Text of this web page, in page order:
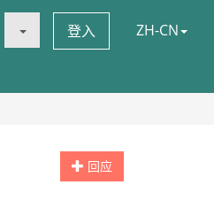
登入 ZH-CN
回应